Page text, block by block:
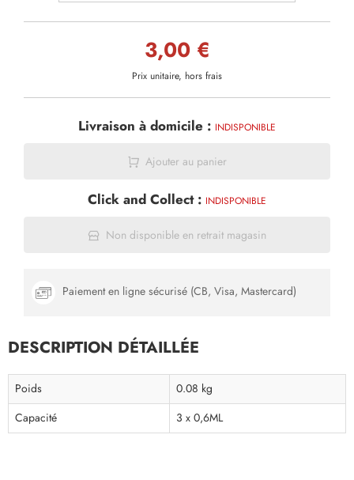
3,00 €
Prix unitaire, hors frais
Livraison à domicile : INDISPONIBLE
Ajouter au panier
Click and Collect : INDISPONIBLE
Non disponible en retrait magasin
Paiement en ligne sécurisé (CB, Visa, Mastercard)
DESCRIPTION DÉTAILLÉE
Poids
0.08 kg
Capacité
3 x 0,6ML